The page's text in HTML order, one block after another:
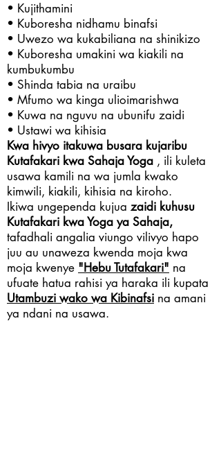
• Kujithamini
• Kuboresha nidhamu binafsi
• Uwezo wa kukabiliana na shinikizo
• Kuboresha umakini wa kiakili na
kumbukumbu
• Shinda tabia na uraibu
• Mfumo wa kinga ulioimarishwa
• Kuwa na nguvu na ubunifu zaidi
• Ustawi wa kihisia
Kwa hivyo itakuwa busara kujaribu
Kutafakari kwa Sahaja Yoga , ili kuleta
usawa kamili na wa jumla kwako
kimwili, kiakili, kihisia na kiroho.
Ikiwa ungependa kujua zaidi kuhusu
Kutafakari kwa Yoga ya Sahaja,
tafadhali angalia viungo vilivyo hapo
juu au unaweza kwenda moja kwa
moja kwenye "Hebu Tutafakari" na
ufuate hatua rahisi ya haraka ili kupata
Utambuzi wako wa Kibinafsi na amani
ya ndani na usawa.